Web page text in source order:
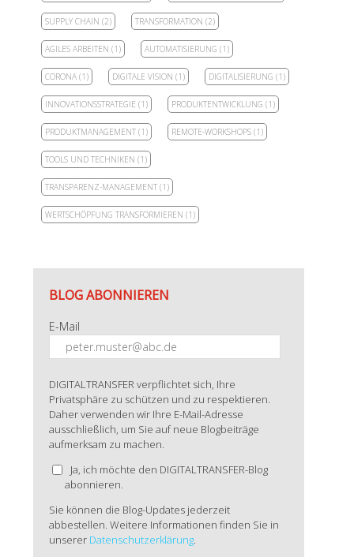
SUPPLY CHAIN(2) TRANSFORMATION(2)
AGILES ARBEITEN(1) AUTOMATISIERUNG(1)
CORONA(1) DIGITALE VISION(1) DIGITALISIERUNG(1)
INNOVATIONSSTRATEGIE(1) PRODUKTENTWICKLUNG(1)
PRODUKTMANAGEMENT(1) REMOTE-WORKSHOPS(1)
TOOLS UND TECHNIKEN(1)
TRANSPARENZ-MANAGEMENT(1)
WERTSCHÖPFUNG TRANSFORMIEREN(1)
BLOG ABONNIEREN
E-Mail
DIGITALTRANSFER verpflichtet sich, Ihre
Privatsphäre zu schützen und zu respektieren.
Daher verwenden wir Ihre E-Mail-Adresse
ausschließlich, um Sie auf neue Blogbeiträge
aufmerksam zu machen.
Ja, ich möchte den DIGITALTRANSFER-Blog
abonnieren.
Sie können die Blog-Updates jederzeit
abbestellen. Weitere Informationen finden Sie in
unserer Datenschutzerklärung.